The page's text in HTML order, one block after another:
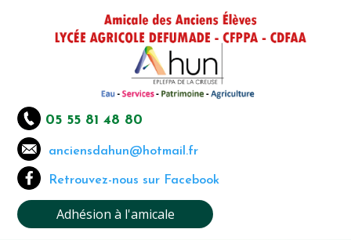
05 55 81 48 80
anciensdahun@hotmail.fr
Retrouvez-nous sur Facebook
Adhésion à l'amicale